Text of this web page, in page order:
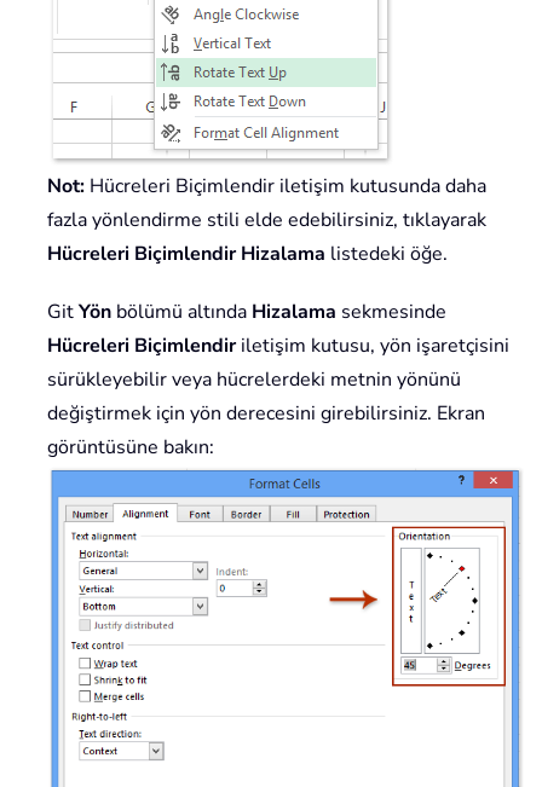
Not: Hücreleri Biçimlendir iletişim kutusunda daha
fazla yönlendirme stili elde edebilirsiniz, tıklayarak
Hücreleri Biçimlendir Hizalama listedeki öğe.
GitYön bölümü altında Hizalama sekmesinde
Hücreleri Biçimlendiriletişim kutusu, yön işaretçisini
sürükleyebilir veya hücrelerdeki metnin yönünü
değiştirmek için yön derecesini girebilirsiniz. Ekran
görüntüsüne bakın: